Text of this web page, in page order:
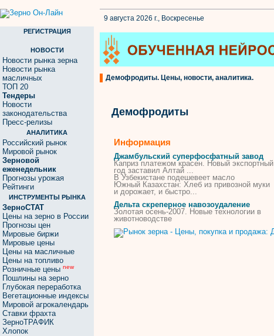
9 августа 2026 г., Воскресенье
РЕГИСТРАЦИЯ
НОВОСТИ
Новости рынка зерна
Новости рынка
масличных
ТОП 20
Тендеры
Новости
законодательства
Пресс-релизы
АНАЛИТИКА
Российский рынок
Мировой рынок
Зерновой
еженедельник
Прогнозы урожая
Рейтинги
ИНСТРУМЕНТЫ РЫНКА
ЗерноСТАТ
Цены на зерно в России
Прогнозы цен
Мировые биржи
Мировые цены
Цены на масличные
Цены на топливо
Розничные цены new
Пошлины на зерно
Глубокая переработка
Вегетационные индексы
Мировой агрокалендарь
Ставки фрахта
ЗерноТРАФИК
Хлопок
Демофродиты. Цены, новости, аналитика.
Демофродиты
Информация
Джамбульский суперфосфатный завод
Каприз платежом красен. Новый экспортный
год заставил Алтай ...
В Узбекистане подешевеет масло
Южный Казахстан: Хлеб из привозной муки
и дорожает, и быстро...
Дельта скреперное навозоудаление
Золотая осень-2007. Новые технологии в
животноводстве